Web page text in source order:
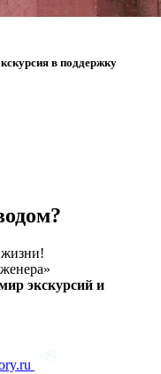
в поддержку
экскурсий и